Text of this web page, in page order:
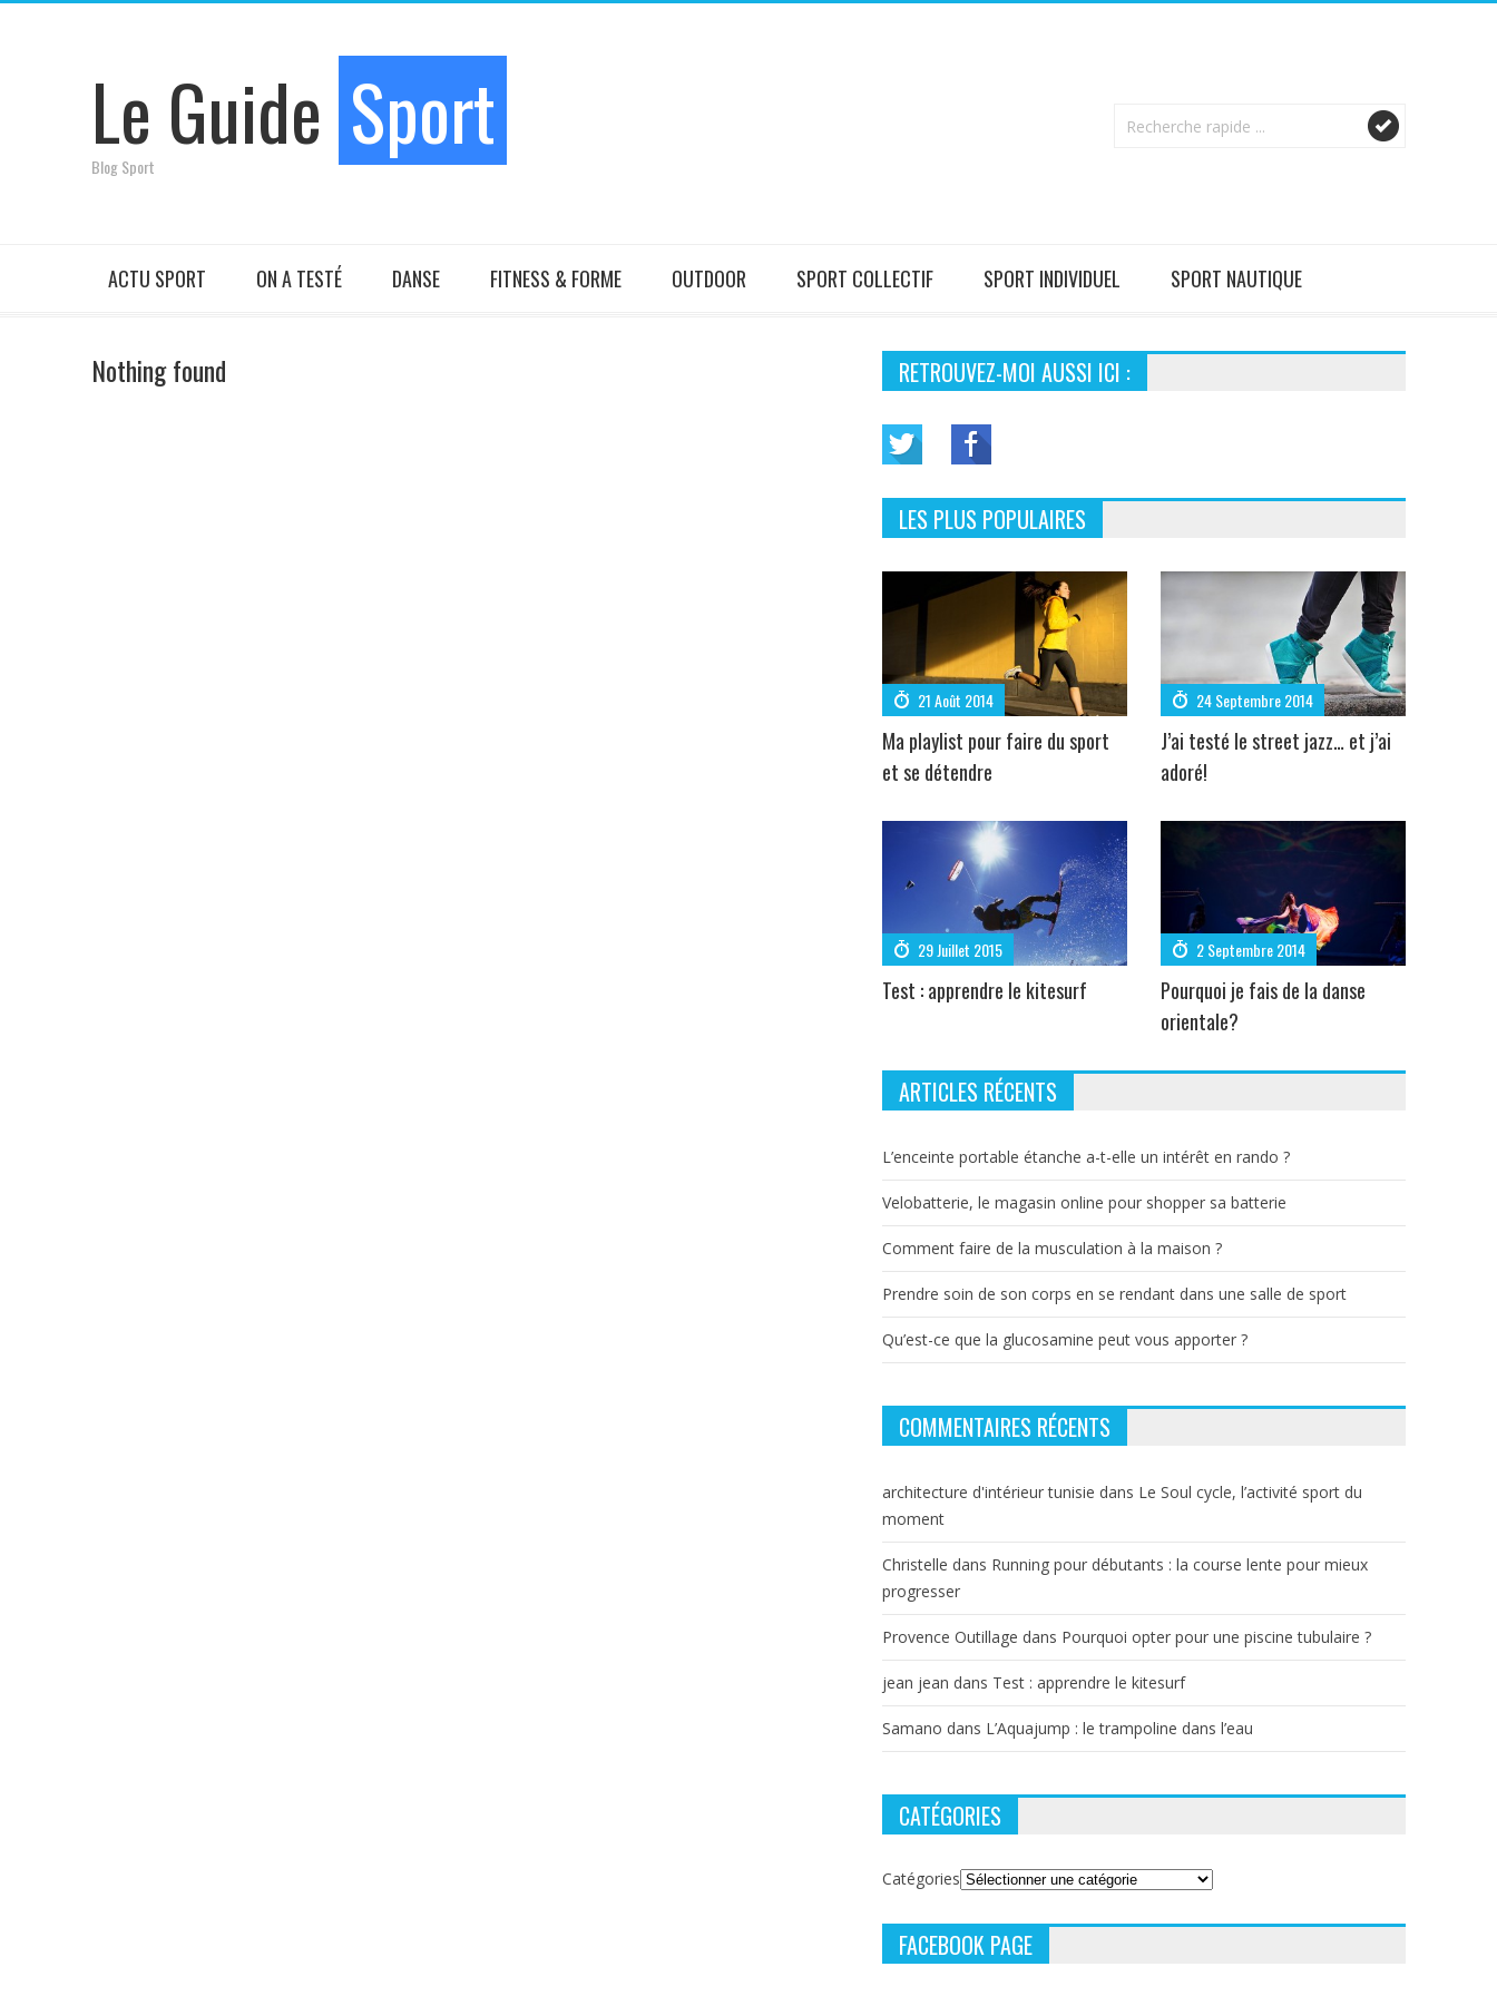
Le Guide Sport
Blog Sport
ACTU SPORT ON A TESTÉ DANSE FITNESS & FORME OUTDOOR SPORT COLLECTIF SPORT INDIVIDUEL SPORT NAUTIQUE
Nothing found RETROUVEZ-MOI AUSSI ICI :
LES PLUS POPULAIRES
21 Août 2014
Ma playlist pour faire du sport
et se détendre
29 Juillet 2015
Test : apprendre le kitesurf
24 Septembre 2014
J’ai testé le street jazz… et j’ai
adoré!
2 Septembre 2014
Pourquoi je fais de la danse
orientale?
ARTICLES RÉCENTS
L’enceinte portable étanche a-t-elle un intérêt en rando ?
Velobatterie, le magasin online pour shopper sa batterie
Comment faire de la musculation à la maison ?
Prendre soin de son corps en se rendant dans une salle de sport
Qu’est-ce que la glucosamine peut vous apporter ?
COMMENTAIRES RÉCENTS
architecture d'intérieur tunisie dans Le Soul cycle, l’activité sport du
moment
Christelle dans Running pour débutants : la course lente pour mieux
progresser
Provence Outillage dans Pourquoi opter pour une piscine tubulaire ?
jean jean dans Test : apprendre le kitesurf
Samano dans L’Aquajump : le trampoline dans l’eau
CATÉGORIES
Catégories
FACEBOOK PAGE